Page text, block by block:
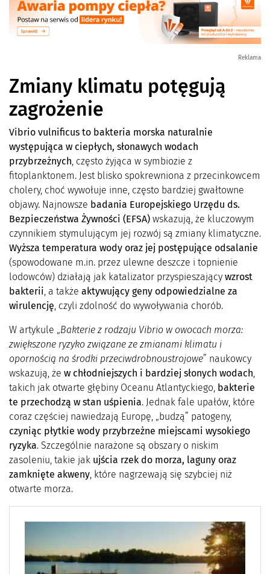
Reklama
Zmiany klimatu potęgują
zagrożenie
Vibrio vulnificus to bakteria morska naturalnie
występująca w ciepłych, słonawych wodach
przybrzeżnych, często żyjąca w symbiozie z
fitoplanktonem. Jest blisko spokrewniona z przecinkowcem
cholery, choć wywołuje inne, często bardziej gwałtowne
objawy. Najnowsze badania Europejskiego Urzędu ds.
Bezpieczeństwa Żywności (EFSA) wskazują, że kluczowym
czynnikiem stymulującym jej rozwój są zmiany klimatyczne.
Wyższa temperatura wody oraz jej postępujące odsalanie
(spowodowane m.in. przez ulewne deszcze i topnienie
lodowców) działają jak katalizator przyspieszający wzrost
bakterii, a także aktywujący geny odpowiedzialne za
wirulencję, czyli zdolność do wywoływania chorób.
W artykule „Bakterie z rodzaju Vibrio w owocach morza:
zwiększone ryzyko związane ze zmianami klimatu i
opornością na środki przeciwdrobnoustrojowe” naukowcy
wskazują, że w chłodniejszych i bardziej słonych wodach,
takich jak otwarte głębiny Oceanu Atlantyckiego, bakterie
te przechodzą w stan uśpienia. Jednak fale upałów, które
coraz częściej nawiedzają Europę, „budzą” patogeny,
czyniąc płytkie wody przybrzeżne miejscami wysokiego
ryzyka. Szczególnie narażone są obszary o niskim
zasoleniu, takie jak ujścia rzek do morza, laguny oraz
zamknięte akweny, które nagrzewają się szybciej niż
otwarte morza.